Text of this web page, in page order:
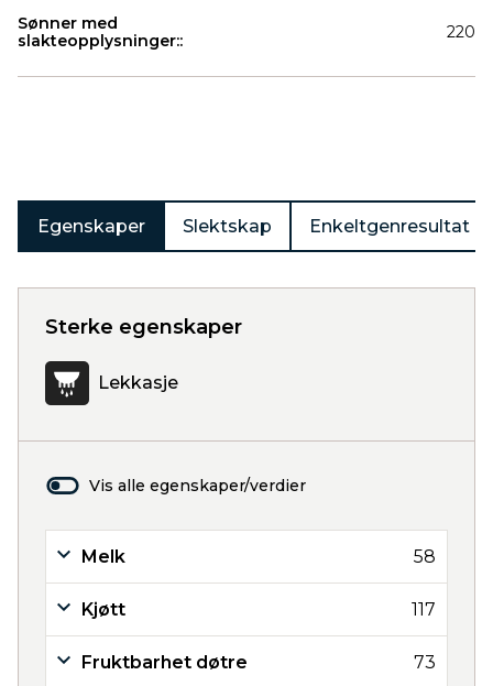
Sønner med
slakteopplysninger::
220
Egenskaper Slektskap Enkeltgenresultat
Sterke egenskaper
Lekkasje
Vis alle egenskaper/verdier
Melk 58
Kjøtt 117
Fruktbarhet døtre 73